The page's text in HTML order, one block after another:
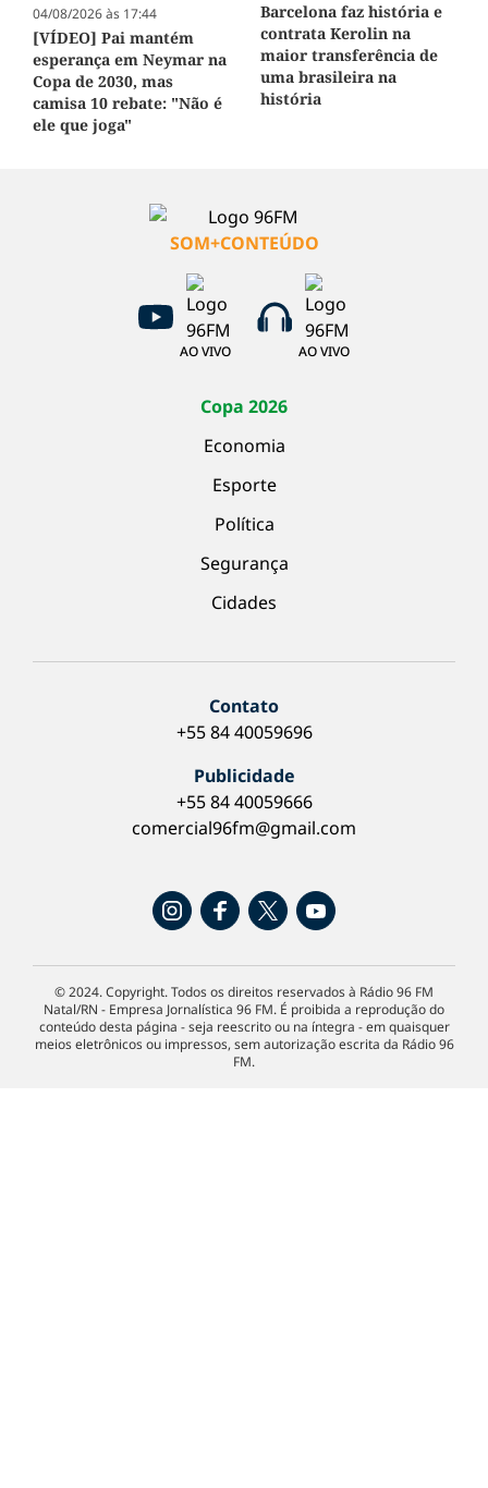
04/08/2026 às 17:44
[VÍDEO] Pai mantém
esperança em Neymar na
Copa de 2030, mas
camisa 10 rebate: "Não é
ele que joga"
Barcelona faz história e
contrata Kerolin na
maior transferência de
uma brasileira na
história
SOM+CONTEÚDO
AO VIVO AO VIVO
Copa 2026
Economia
Esporte
Política
Segurança
Cidades
Contato
+55 84 40059696
Publicidade
+55 84 40059666
comercial96fm@gmail.com
© 2024. Copyright. Todos os direitos reservados à Rádio 96 FM
Natal/RN - Empresa Jornalística 96 FM. É proibida a reprodução do
conteúdo desta página - seja reescrito ou na íntegra - em quaisquer
meios eletrônicos ou impressos, sem autorização escrita da Rádio 96
FM.